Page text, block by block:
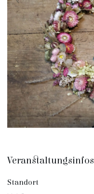
Veranstaltungsinfos
Standort